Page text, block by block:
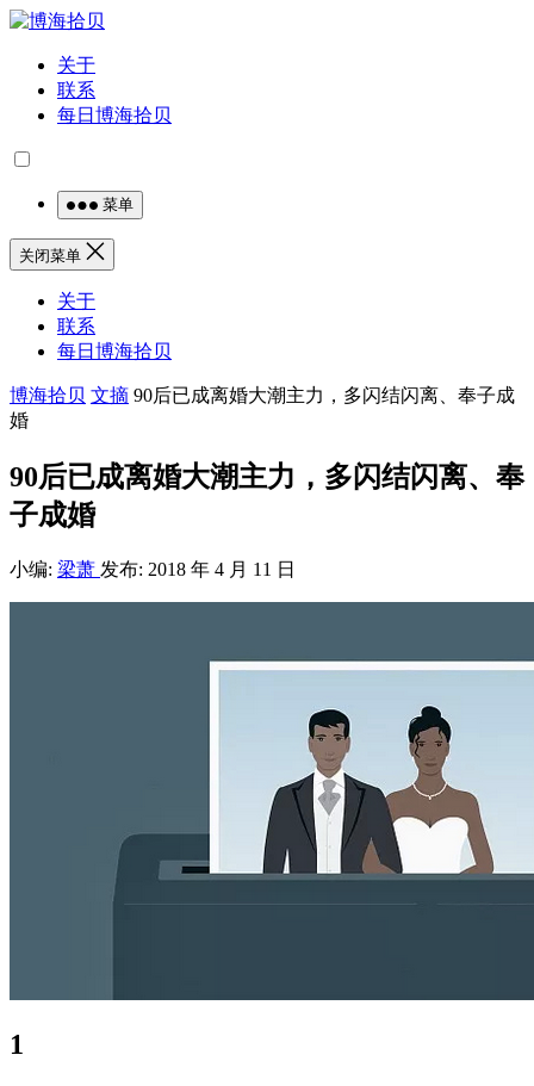
关于
联系
每日博海拾贝
菜单
关闭菜单
关于
联系
每日博海拾贝
博海拾贝 文摘 90后已成离婚大潮主力，多闪结闪离、奉子成
婚
90后已成离婚大潮主力，多闪结闪离、奉
子成婚
小编: 梁萧 发布: 2018 年 4 月 11 日
1